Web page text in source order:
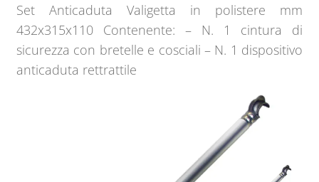
Set Anticaduta Valigetta in polistere mm
432x315x110 Contenente: – N. 1 cintura di
sicurezza con bretelle e cosciali – N. 1 dispositivo
anticaduta rettrattile